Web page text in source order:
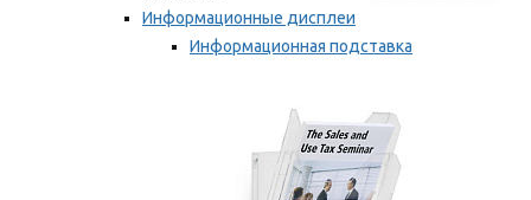
Информационные дисплеи
Информационная подставка